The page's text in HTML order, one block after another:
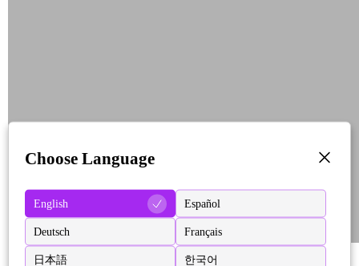
Choose Language
English Español
Deutsch Français
日本語 한국어